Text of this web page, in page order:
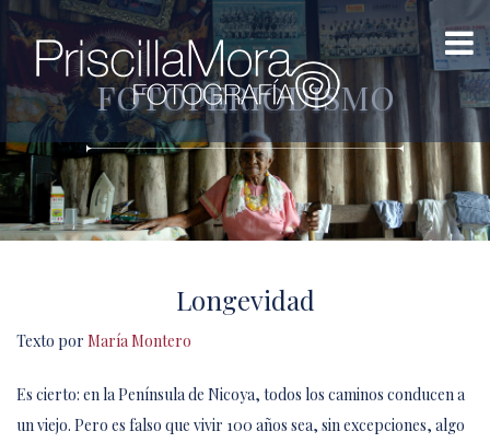
FOTOPERIODISMO
Longevidad
Texto por María Montero
Es cierto: en la Península de Nicoya, todos los caminos conducen a
un viejo. Pero es falso que vivir 100 años sea, sin excepciones, algo